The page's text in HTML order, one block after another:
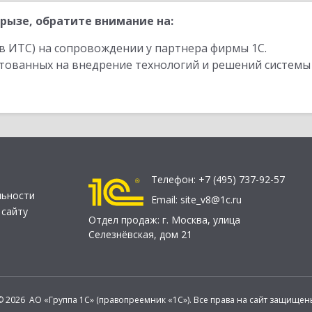
обратите внимание на:
ИТС) на сопровождении у партнера фирмы 1С.
на внедрение технологий и решений
Телефон: +7 (495) 737-92-57
Email: site_v8@1c.ru
Отдел продаж: г. Москва, улица
Селезнёвская, дом 21
2026 АО «Группа 1С» (правопреемник «1С»). Все права на сайт